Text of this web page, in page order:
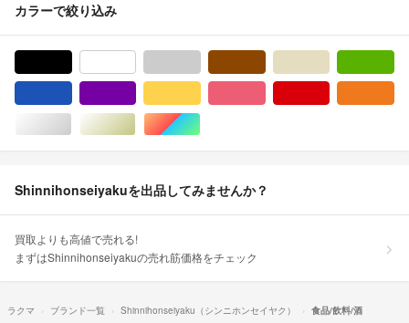
カラーで絞り込み
シルバー/銀色系ゴールド/金色系マルチカラー
Shinnihonseiyakuを出品してみませんか？
買取よりも高値で売れる!
まずはShinnihonseiyakuの売れ筋価格をチェック
ラクマ ブランド一覧 Shinnihonseiyaku（シンニホンセイヤク）
食品/飲料/酒